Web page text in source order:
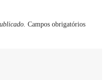
Campos obrigatórios